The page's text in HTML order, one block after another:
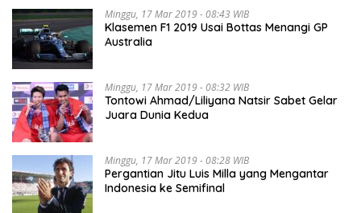
Minggu, 17 Mar 2019 - 08:43 WIB
Klasemen F1 2019 Usai Bottas Menangi GP
Australia
Minggu, 17 Mar 2019 - 08:32 WIB
Tontowi Ahmad/Liliyana Natsir Sabet Gelar
Juara Dunia Kedua
Minggu, 17 Mar 2019 - 08:28 WIB
Pergantian Jitu Luis Milla yang Mengantar
Indonesia ke Semifinal